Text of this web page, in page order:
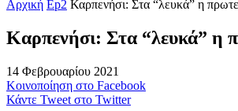
Αρχική Ep2 Καρπενήσι: Στα “λευκά” η
Καρπενήσι: Στα “λευκά” η
14 Φεβρουαρίου 2021
Κοινοποίηση στο Facebook
Κάντε Tweet στο Twitter